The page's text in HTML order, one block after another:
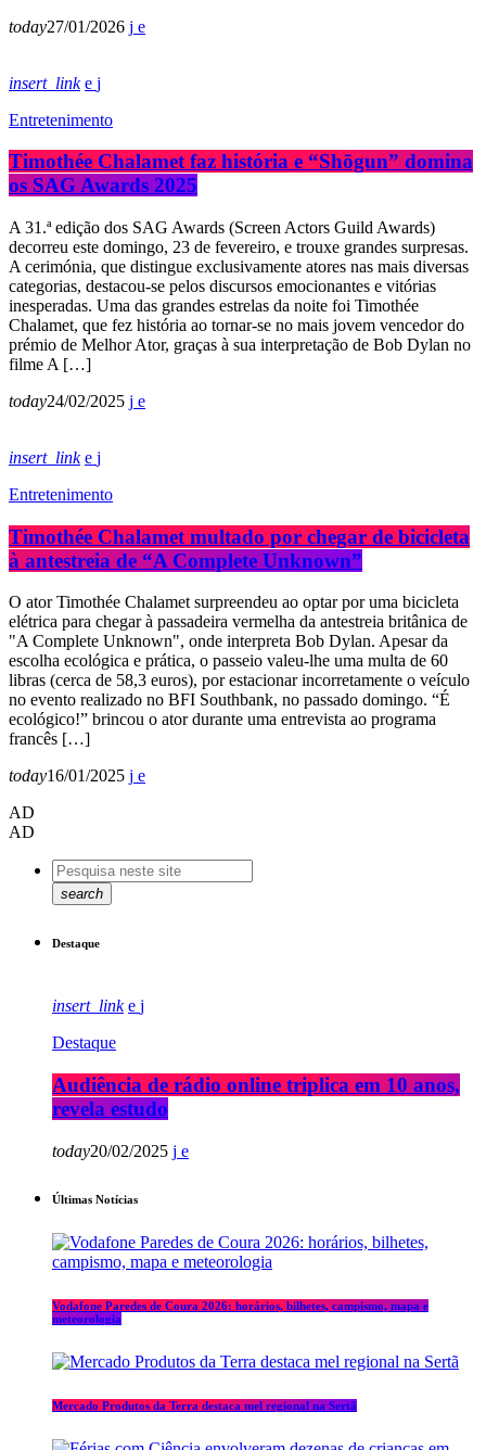
today27/01/2026
insert_link
Entretenimento
Timothée Chalamet faz história e “Shōgun” domina
os SAG Awards 2025
A 31.ª edição dos SAG Awards (Screen Actors Guild Awards)
decorreu este domingo, 23 de fevereiro, e trouxe grandes surpresas.
A cerimónia, que distingue exclusivamente atores nas mais diversas
categorias, destacou-se pelos discursos emocionantes e vitórias
inesperadas. Uma das grandes estrelas da noite foi Timothée
Chalamet, que fez história ao tornar-se no mais jovem vencedor do
prémio de Melhor Ator, graças à sua interpretação de Bob Dylan no
filme A […]
today24/02/2025
insert_link
Entretenimento
Timothée Chalamet multado por chegar de bicicleta
à antestreia de “A Complete Unknown”
O ator Timothée Chalamet surpreendeu ao optar por uma bicicleta
elétrica para chegar à passadeira vermelha da antestreia britânica de
"A Complete Unknown", onde interpreta Bob Dylan. Apesar da
escolha ecológica e prática, o passeio valeu-lhe uma multa de 60
libras (cerca de 58,3 euros), por estacionar incorretamente o veículo
no evento realizado no BFI Southbank, no passado domingo. “É
ecológico!” brincou o ator durante uma entrevista ao programa
francês […]
today16/01/2025
AD
AD
search
Destaque
insert_link
Destaque
Audiência de rádio online triplica em 10 anos,
revela estudo
today20/02/2025
Últimas Notícias
Vodafone Paredes de Coura 2026: horários, bilhetes, campismo, mapa e
meteorologia
Mercado Produtos da Terra destaca mel regional na Sertã